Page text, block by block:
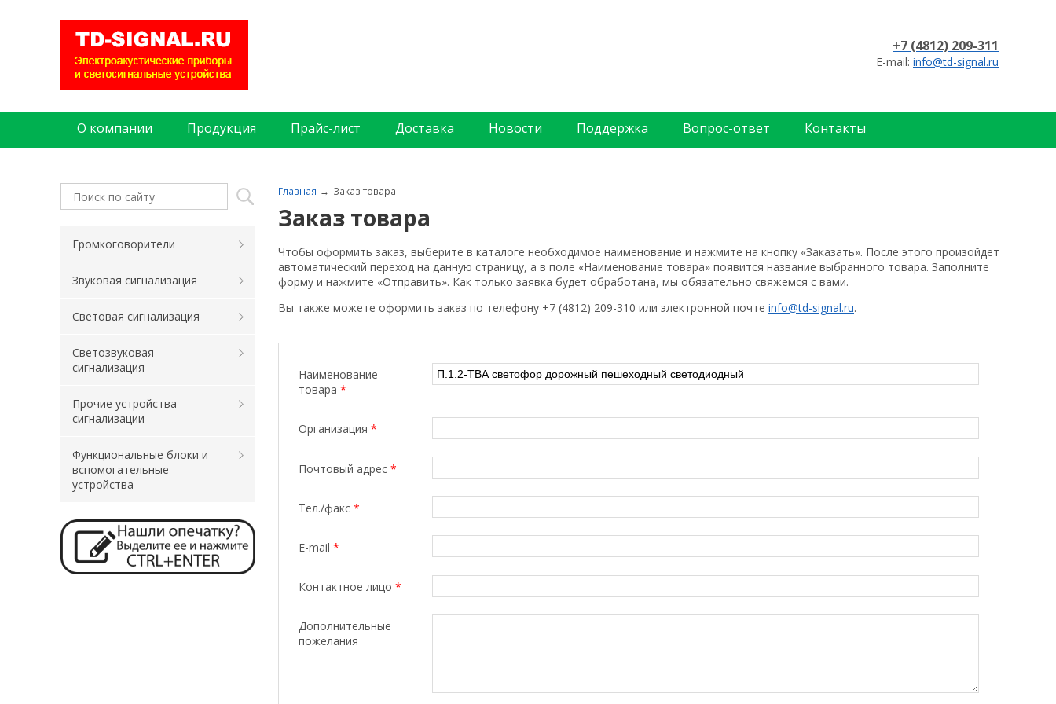
+7 (4812) 209-311
E-mail: info@td-signal.ru
О компании Продукция Прайс-лист Доставка Новости Поддержка Вопрос-ответ Контакты
Главная Заказ товара
Заказ товара
Чтобы оформить заказ, выберите в каталоге необходимое наименование и нажмите на кнопку «Заказать». После этого произойдет
автоматический переход на данную страницу, а в поле «Наименование товара» появится название выбранного товара. Заполните
форму и нажмите «Отправить». Как только заявка будет обработана, мы обязательно свяжемся с вами.
Вы также можете оформить заказ по телефону +7 (4812) 209-310 или электронной почте info@td-signal.ru.
Наименование
товара *
Организация *
Почтовый адрес *
Тел./факс *
E-mail *
Контактное лицо *
Дополнительные
пожелания
Громкоговорители
Звуковая сигнализация
Световая сигнализация
Светозвуковая
сигнализация
Прочие устройства
сигнализации
Функциональные блоки и
вспомогательные
устройства